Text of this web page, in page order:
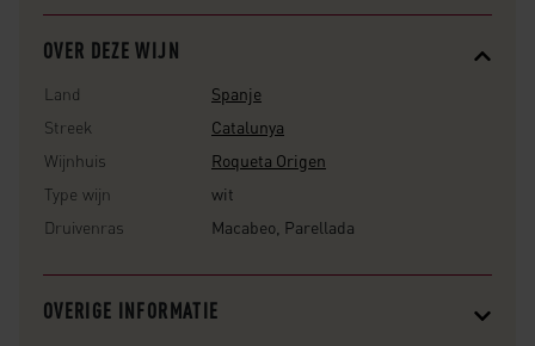
OVER DEZE WIJN
Land
Spanje
Streek
Catalunya
Wijnhuis
Roqueta Origen
Type wijn
wit
Druivenras
Macabeo, Parellada
OVERIGE INFORMATIE